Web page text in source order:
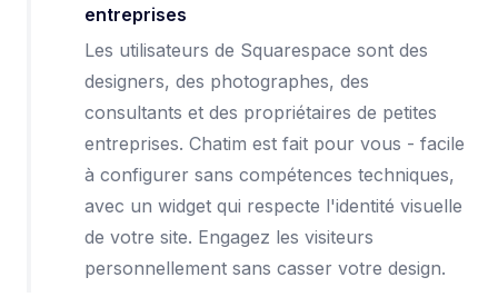
entreprises
Les utilisateurs de Squarespace sont des
designers, des photographes, des
consultants et des propriétaires de petites
entreprises. Chatim est fait pour vous - facile
à configurer sans compétences techniques,
avec un widget qui respecte l'identité visuelle
de votre site. Engagez les visiteurs
personnellement sans casser votre design.